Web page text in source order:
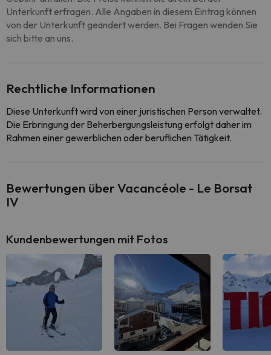
Unterkunft erfragen. Alle Angaben in diesem Eintrag können
von der Unterkunft geändert werden. Bei Fragen wenden Sie
sich bitte an uns.
Rechtliche Informationen
Diese Unterkunft wird von einer juristischen Person verwaltet.
Die Erbringung der Beherbergungsleistung erfolgt daher im
Rahmen einer gewerblichen oder beruflichen Tätigkeit.
Bewertungen über Vacancéole - Le Borsat
IV
Kundenbewertungen mit Fotos